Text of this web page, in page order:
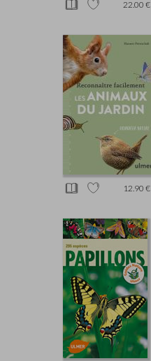
22.00 €
12.90 €